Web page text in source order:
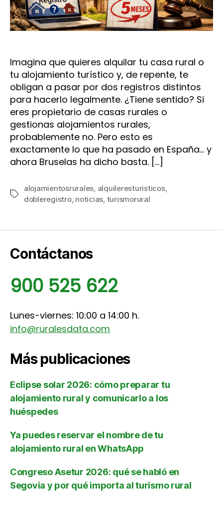
Imagina que quieres alquilar tu casa rural o
tu alojamiento turístico y, de repente, te
obligan a pasar por dos registros distintos
para hacerlo legalmente. ¿Tiene sentido? Si
eres propietario de casas rurales o
gestionas alojamientos rurales,
probablemente no. Pero esto es
exactamente lo que ha pasado en España… y
ahora Bruselas ha dicho basta. […]
Etiquetas
alojamientosrurales, alquileresturisticos,
dobleregistro, noticias, turismorural
Contáctanos
900 525 622
Lunes-viernes: 10:00 a 14:00 h.
info@ruralesdata.com
Más publicaciones
Eclipse solar 2026: cómo preparar tu
alojamiento rural y comunicarlo a los
huéspedes
Ya puedes reservar el nombre de tu
alojamiento rural en WhatsApp
Congreso Asetur 2026: qué se habló en
Segovia y por qué importa al turismo rural